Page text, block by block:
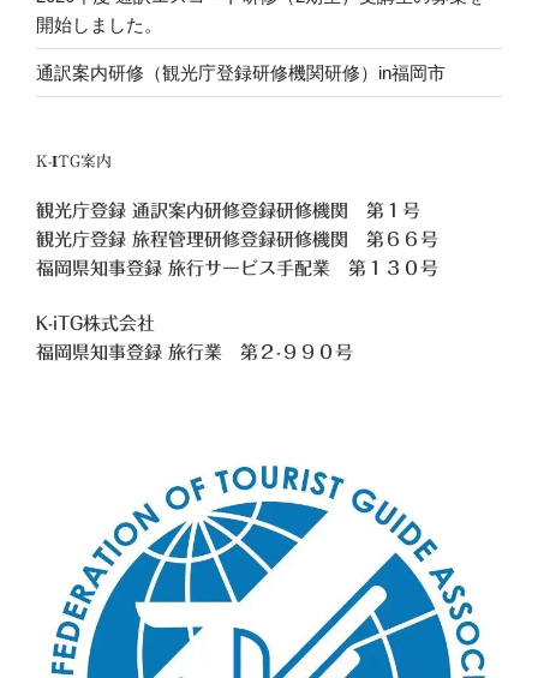
開始しました。
通訳案内研修（観光庁登録研修機関研修）in福岡市
K-ITG案内
観光庁登録 通訳案内研修登録研修機関 第１号
観光庁登録 旅程管理研修登録研修機関 第６６号
福岡県知事登録 旅行サービス手配業 第１３０号
K-iTG株式会社
福岡県知事登録 旅行業 第２-９９０号